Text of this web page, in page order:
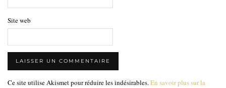
Site web
Ce site utilise Akismet pour réduire les indésirables. En savoir plus sur la